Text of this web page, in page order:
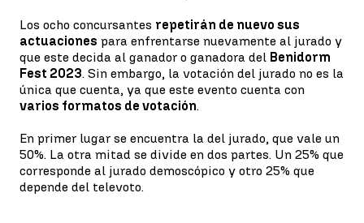
Los ocho concursantes repetirán de nuevo sus
actuaciones para enfrentarse nuevamente al jurado y
que este decida al ganador o ganadora del Benidorm
Fest 2023. Sin embargo, la votación del jurado no es la
única que cuenta, ya que este evento cuenta con
varios formatos de votación.
En primer lugar se encuentra la del jurado, que vale un
50%. La otra mitad se divide en dos partes. Un 25% que
corresponde al jurado demoscópico y otro 25% que
depende del televoto.